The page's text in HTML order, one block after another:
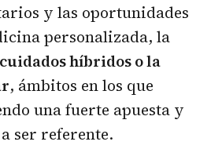
y las oportunidades
personalizada, la
híbridos o la
, ámbitos en los que
una fuerte apuesta y
ser referente.